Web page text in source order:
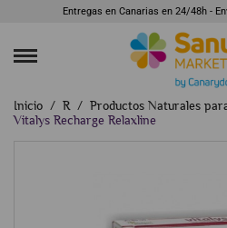
Entregas en Canarias en 24/48h -
Inicio R
Productos Naturales
Vitalys Recharge Relaxline